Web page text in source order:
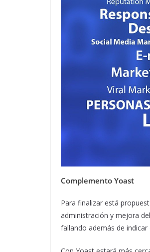
Complemento Yoast
Para finalizar está
administración y mejora
fallando además de